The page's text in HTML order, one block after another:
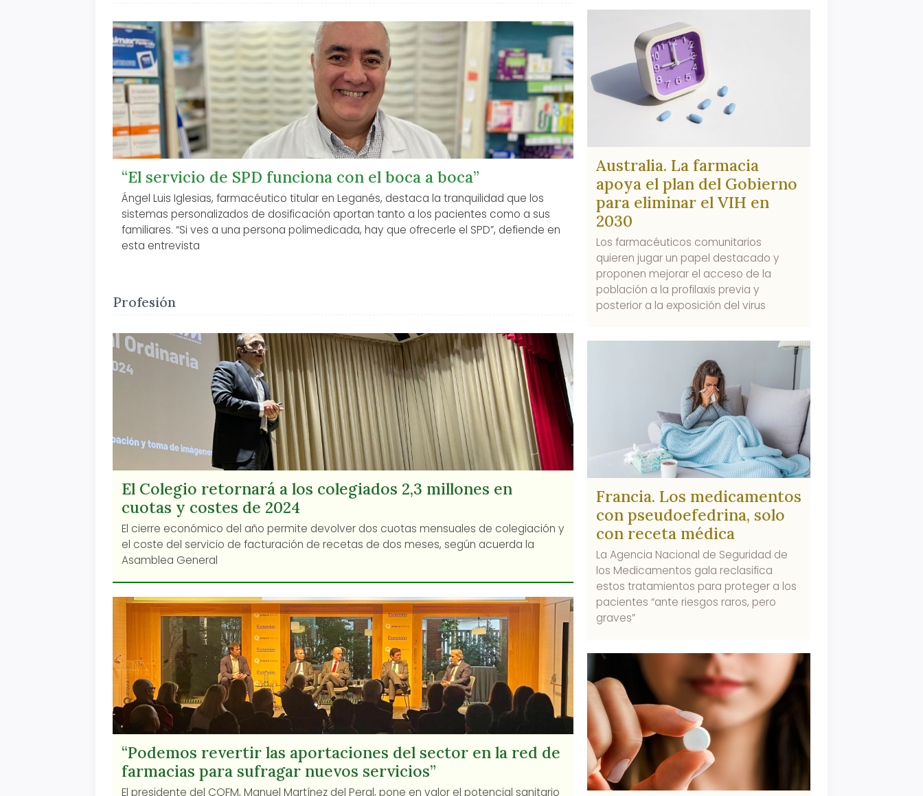
“El servicio de SPD funciona con el boca a boca”
Ángel Luis Iglesias, farmacéutico titular en Leganés, destaca la tranquilidad que los
sistemas personalizados de dosificación aportan tanto a los pacientes como a sus
familiares. “Si ves a una persona polimedicada, hay que ofrecerle el SPD”, defiende en
esta entrevista
Profesión
El Colegio retornará a los colegiados 2,3 millones en
cuotas y costes de 2024
El cierre económico del año permite devolver dos cuotas mensuales de colegiación y
el coste del servicio de facturación de recetas de dos meses, según acuerda la
Asamblea General
“Podemos revertir las aportaciones del sector en la red de
farmacias para sufragar nuevos servicios”
El presidente del COFM, Manuel Martínez del Peral, pone en valor el potencial sanitario
Australia. La farmacia
apoya el plan del Gobierno
para eliminar el VIH en
2030
Los farmacéuticos comunitarios
quieren jugar un papel destacado y
proponen mejorar el acceso de la
población a la profilaxis previa y
posterior a la exposición del virus
Francia. Los medicamentos
con pseudoefedrina, solo
con receta médica
La Agencia Nacional de Seguridad de
los Medicamentos gala reclasifica
estos tratamientos para proteger a los
pacientes “ante riesgos raros, pero
graves”